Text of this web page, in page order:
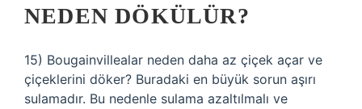
NEDEN DÖKÜLÜR?
15) Bougainvillealar neden daha az çiçek açar ve
çiçeklerini döker? Buradaki en büyük sorun aşırı
sulamadır. Bu nedenle sulama azaltılmalı ve